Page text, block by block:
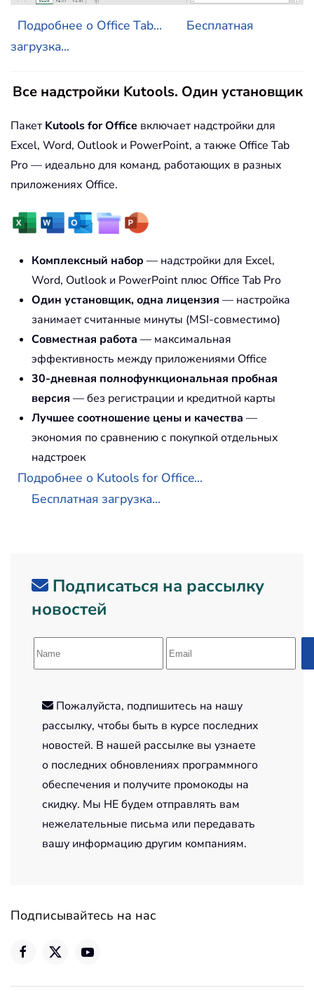
Подробнее о Office Tab...
Бесплатная
загрузка...
Все надстройки Kutools. Один установщик
Пакет Kutools for Office включает надстройки для
Excel, Word, Outlook и PowerPoint, а также Office Tab
Pro — идеально для команд, работающих в разных
приложениях Office.
Комплексный набор — надстройки для Excel,
Word, Outlook и PowerPoint плюс Office Tab Pro
Один установщик, одна лицензия — настройка
занимает считанные минуты (MSI-совместимо)
Совместная работа — максимальная
эффективность между приложениями Office
30-дневная полнофункциональная пробная
версия — без регистрации и кредитной карты
Лучшее соотношение цены и качества —
экономия по сравнению с покупкой отдельных
надстроек
Подробнее о Kutools for Office...
Бесплатная загрузка...
Подписаться на рассылку
новостей
Пожалуйста, подпишитесь на нашу
рассылку, чтобы быть в курсе последних
новостей. В нашей рассылке вы узнаете
о последних обновлениях программного
обеспечения и получите промокоды на
скидку. Мы НЕ будем отправлять вам
нежелательные письма или передавать
вашу информацию другим компаниям.
Подписывайтесь на нас